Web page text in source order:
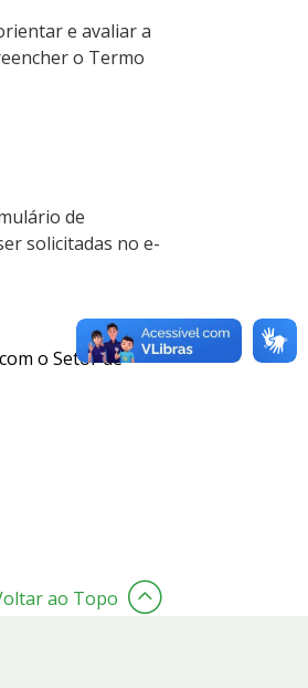
e avaliar a
o Termo
de
solicitadas no e-
o Setor de
ao Topo